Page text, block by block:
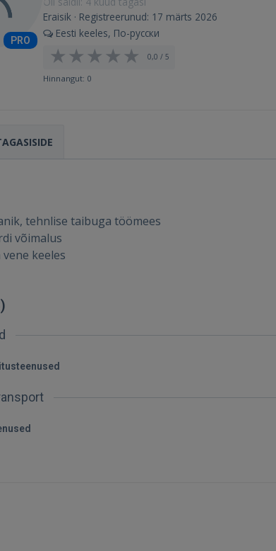
Sisene

PRO
Eraisik · Registreerunud: 17 märts 2026
Eesti keeles, По-русски
0,0 / 5
Hinnangut: 0
tehnlise taibuga töömees
võimalus
keeles
)